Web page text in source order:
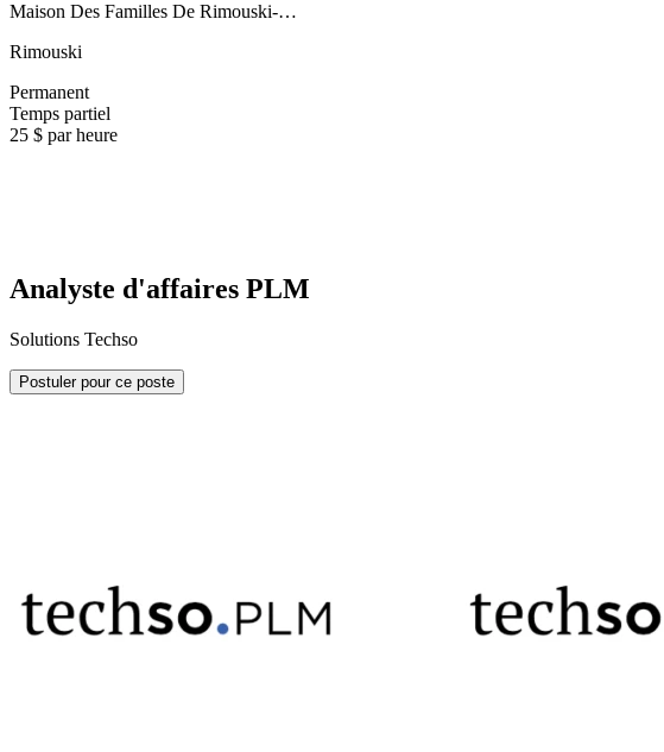
Maison Des Familles De Rimouski-…
Rimouski
Permanent
Temps partiel
25 $ par heure
Analyste d'affaires PLM
Solutions Techso
Postuler pour ce poste